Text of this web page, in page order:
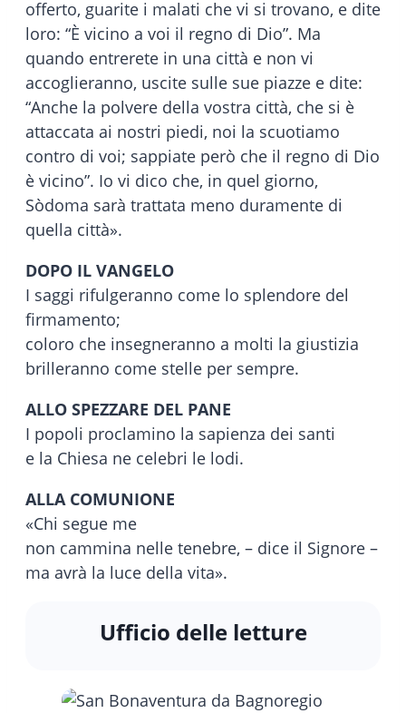
offerto, guarite i malati che vi si trovano, e dite
loro: “È vicino a voi il regno di Dio”. Ma
quando entrerete in una città e non vi
accoglieranno, uscite sulle sue piazze e dite:
“Anche la polvere della vostra città, che si è
attaccata ai nostri piedi, noi la scuotiamo
contro di voi; sappiate però che il regno di Dio
è vicino”. Io vi dico che, in quel giorno,
Sòdoma sarà trattata meno duramente di
quella città».
DOPO IL VANGELO
I saggi rifulgeranno come lo splendore del
firmamento;
coloro che insegneranno a molti la giustizia
brilleranno come stelle per sempre.
ALLO SPEZZARE DEL PANE
I popoli proclamino la sapienza dei santi
e la Chiesa ne celebri le lodi.
ALLA COMUNIONE
«Chi segue me
non cammina nelle tenebre, – dice il Signore –
ma avrà la luce della vita».
Ufficio delle letture